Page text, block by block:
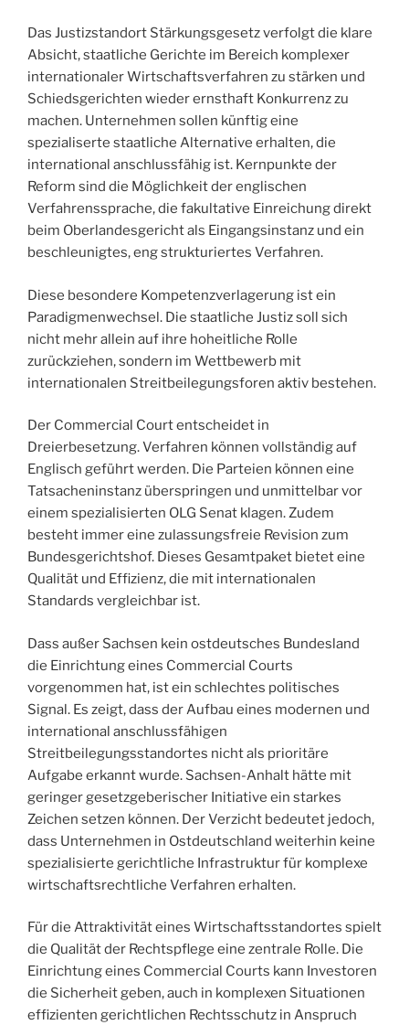
Das Justizstandort Stärkungsgesetz verfolgt die klare
Absicht, staatliche Gerichte im Bereich komplexer
internationaler Wirtschaftsverfahren zu stärken und
Schiedsgerichten wieder ernsthaft Konkurrenz zu
machen. Unternehmen sollen künftig eine
spezialiserte staatliche Alternative erhalten, die
international anschlussfähig ist. Kernpunkte der
Reform sind die Möglichkeit der englischen
Verfahrenssprache, die fakultative Einreichung direkt
beim Oberlandesgericht als Eingangsinstanz und ein
beschleunigtes, eng strukturiertes Verfahren.
Diese besondere Kompetenzverlagerung ist ein
Paradigmenwechsel. Die staatliche Justiz soll sich
nicht mehr allein auf ihre hoheitliche Rolle
zurückziehen, sondern im Wettbewerb mit
internationalen Streitbeilegungsforen aktiv bestehen.
Der Commercial Court entscheidet in
Dreierbesetzung. Verfahren können vollständig auf
Englisch geführt werden. Die Parteien können eine
Tatsacheninstanz überspringen und unmittelbar vor
einem spezialisierten OLG Senat klagen. Zudem
besteht immer eine zulassungsfreie Revision zum
Bundesgerichtshof. Dieses Gesamtpaket bietet eine
Qualität und Effizienz, die mit internationalen
Standards vergleichbar ist.
Dass außer Sachsen kein ostdeutsches Bundesland
die Einrichtung eines Commercial Courts
vorgenommen hat, ist ein schlechtes politisches
Signal. Es zeigt, dass der Aufbau eines modernen und
international anschlussfähigen
Streitbeilegungsstandortes nicht als prioritäre
Aufgabe erkannt wurde. Sachsen-Anhalt hätte mit
geringer gesetzgeberischer Initiative ein starkes
Zeichen setzen können. Der Verzicht bedeutet jedoch,
dass Unternehmen in Ostdeutschland weiterhin keine
spezialisierte gerichtliche Infrastruktur für komplexe
wirtschaftsrechtliche Verfahren erhalten.
Für die Attraktivität eines Wirtschaftsstandortes spielt
die Qualität der Rechtspflege eine zentrale Rolle. Die
Einrichtung eines Commercial Courts kann Investoren
die Sicherheit geben, auch in komplexen Situationen
effizienten gerichtlichen Rechtsschutz in Anspruch